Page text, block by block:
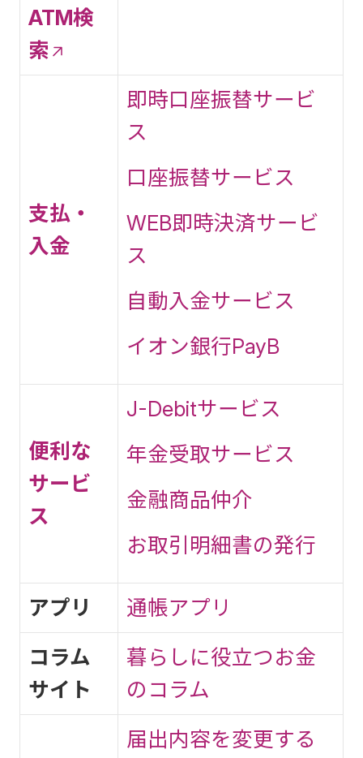
ATM検
索
支払・
入金
即時口座振替サービ
ス
口座振替サービス
WEB即時決済サービ
ス
自動入金サービス
イオン銀行PayB
便利な
サービ
ス
J-Debitサービス
年金受取サービス
金融商品仲介
お取引明細書の発行
アプリ
通帳アプリ
コラム
サイト
暮らしに役立つお金
のコラム
届出内容を変更する